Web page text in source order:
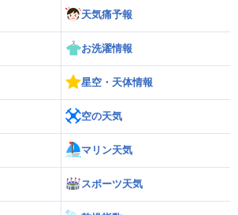
天気痛予報
お洗濯情報
星空・天体情報
空の天気
マリン天気
スポーツ天気